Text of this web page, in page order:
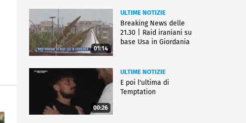
01:14
ULTIME NOTIZIE
Breaking News delle
21.30 | Raid iraniani su
base Usa in Giordania
00:26
ULTIME NOTIZIE
E poi l'ultima di
Temptation